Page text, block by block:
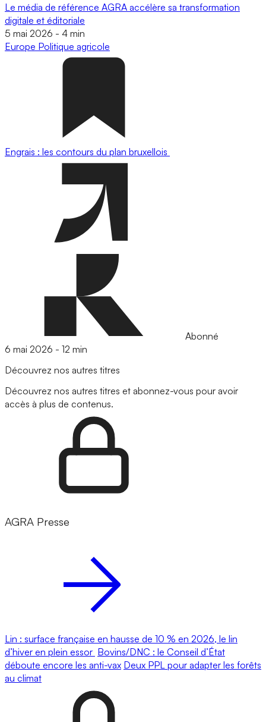
Le média de référence AGRA accélère sa transformation
digitale et éditoriale
5 mai 2026 - 4 min
Europe Politique agricole
Engrais : les contours du plan bruxellois
Abonné
6 mai 2026 - 12 min
Découvrez nos autres titres
Découvrez nos autres titres et abonnez-vous pour avoir
accès à plus de contenus.
AGRA Presse
Lin : surface française en hausse de 10 % en 2026, le lin
d’hiver en plein essor Bovins/DNC : le Conseil d’État
déboute encore les anti-vax Deux PPL pour adapter les forêts
au climat